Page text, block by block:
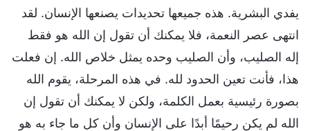
يفدي البشرية. هذه جميعها تحديدات يصنعها الإنسان. لقد
انتهى عصر النعمة، فلا يمكنك أن تقول إن الله هو فقط
إله الصليب، وأن الصليب وحده يمثل خلاص الله. إن فعلت
هذا، فأنت تعين الحدود لله. في هذه المرحلة، يقوم الله
بصورة رئيسية بعمل الكلمة، ولكن لا يمكنك أن تقول إن
الله لم يكن رحيمًا أبدًا على الإنسان وأن كل ما جاء به هو